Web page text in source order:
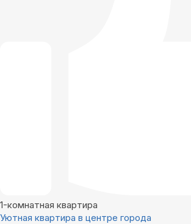
1-комнатная квартира
Уютная квартира в центре города